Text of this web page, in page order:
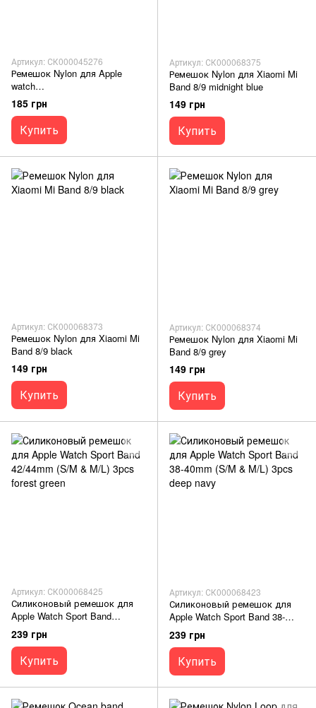
Артикул: СК000045276
Ремешок Nylon для Apple
watch
42mm/44mm/45mm/49mm black
185 грн
Купить
Артикул: СК000068375
Ремешок Nylon для Xiaomi Mi
Band 8/9 midnight blue
149 грн
Купить
Артикул: СК000068373
Ремешок Nylon для Xiaomi Mi
Band 8/9 black
149 грн
Купить
Артикул: СК000068374
Ремешок Nylon для Xiaomi Mi
Band 8/9 grey
149 грн
Купить
Артикул: СК000068425
Силиконовый ремешок для
Apple Watch Sport Band
42/44mm (S/M & M/L) 3pcs
forest green
239 грн
Купить
Артикул: СК000068423
Силиконовый ремешок для
Apple Watch Sport Band 38-
40mm (S/M & M/L) 3pcs deep
navy
239 грн
Купить